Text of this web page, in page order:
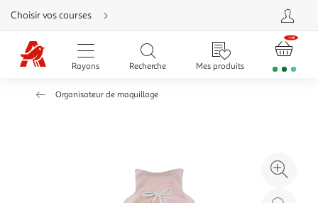
Aller
directement
au
contenu
Aller
directement
Aller
Choisir vos courses
Rayons Recherche Mes produits
Organisateur de maquillage